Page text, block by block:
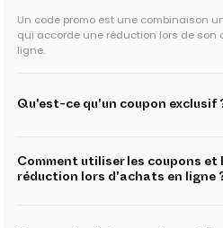
Un code promo est une combinaison
qui accorde une réduction lors de son
ligne.
Qu'est-ce qu'un coupon exclusif
Comment utiliser les coupons et
réduction lors d'achats en ligne ?